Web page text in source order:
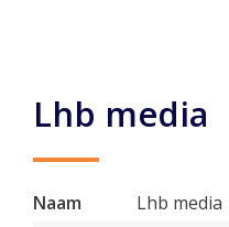
Lhb media
Naam Lhb media